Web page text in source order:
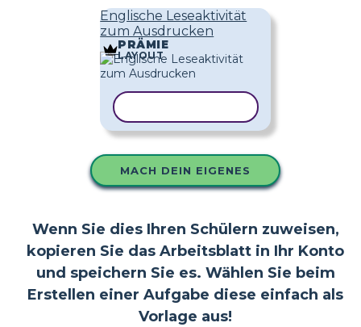
Englische Leseaktivität
zum Ausdrucken
PRÄMIE
LAYOUT
MACH DEIN EIGENES
Wenn Sie dies Ihren Schülern zuweisen,
kopieren Sie das Arbeitsblatt in Ihr Konto
und speichern Sie es. Wählen Sie beim
Erstellen einer Aufgabe diese einfach als
Vorlage aus!